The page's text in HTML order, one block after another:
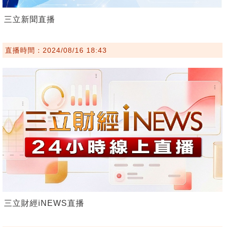
三立新聞直播
直播時間：2024/08/16 18:43
三立財經iNEWS直播